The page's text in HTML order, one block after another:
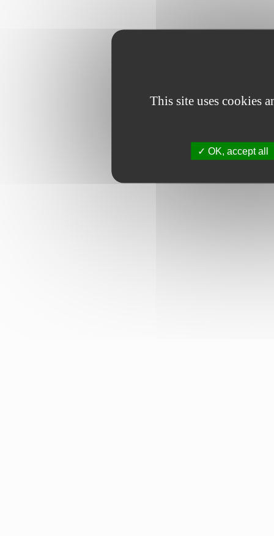
This site uses cookies
OK, accept all